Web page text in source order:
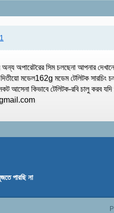
অপারেটরের সিম চলছেনা আপনার
মডেল162g মডেম টেলিটক সারচিং
আসেনা কিভাবে টেলিটক-রবি চালু করব
পারছি না